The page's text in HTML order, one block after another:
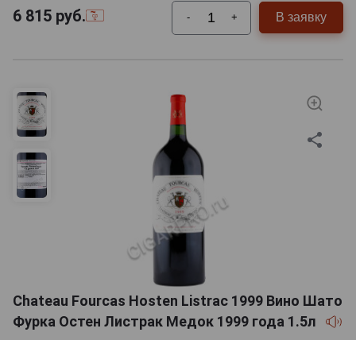
6 815 руб. - + В заявку
Chateau Fourcas Hosten Listrac 1999 Вино Шато
Фурка Остен Листрак Медок 1999 года 1.5л